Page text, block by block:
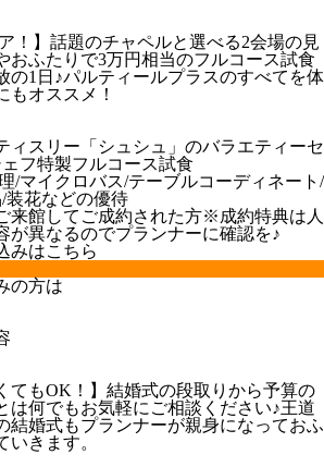
！】話題のチャペルと選べる2会場の見
おふたりで3万円相当のフルコース試食
の1日♪パルティールプラスのすべてを体
もオススメ！
ィスリー「シュシュ」のバラエティーセ
フ特製フルコース試食
/マイクロバス/テーブルコーディネート/
装花などの優待
来館してご成約された方※成約特典は人
が異なるのでプランナーに確認を♪
みはこちら
の方は
てもOK！】結婚式の段取りから予算の
は何でもお気軽にご相談ください♪王道
結婚式もプランナーが親身になっておふ
いきます。